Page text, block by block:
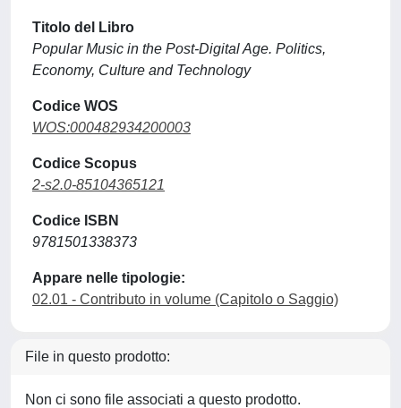
Titolo del Libro
Popular Music in the Post-Digital Age. Politics,
Economy, Culture and Technology
Codice WOS
WOS:000482934200003
Codice Scopus
2-s2.0-85104365121
Codice ISBN
9781501338373
Appare nelle tipologie:
02.01 - Contributo in volume (Capitolo o Saggio)
File in questo prodotto:
Non ci sono file associati a questo prodotto.